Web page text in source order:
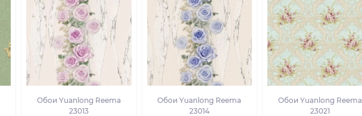
Обои Yuanlong Reema
23013
Обои Yuanlong Reema
23014
Обои Yuanlong Reema
23021